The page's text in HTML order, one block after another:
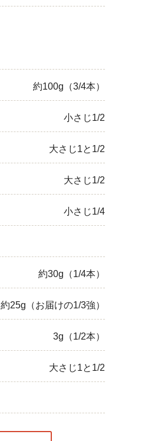
約100g（3/4本）
小さじ1/2
大さじ1と1/2
大さじ1/2
小さじ1/4
約30g（1/4本）
約25g（お届けの1/3強）
3g（1/2本）
大さじ1と1/2